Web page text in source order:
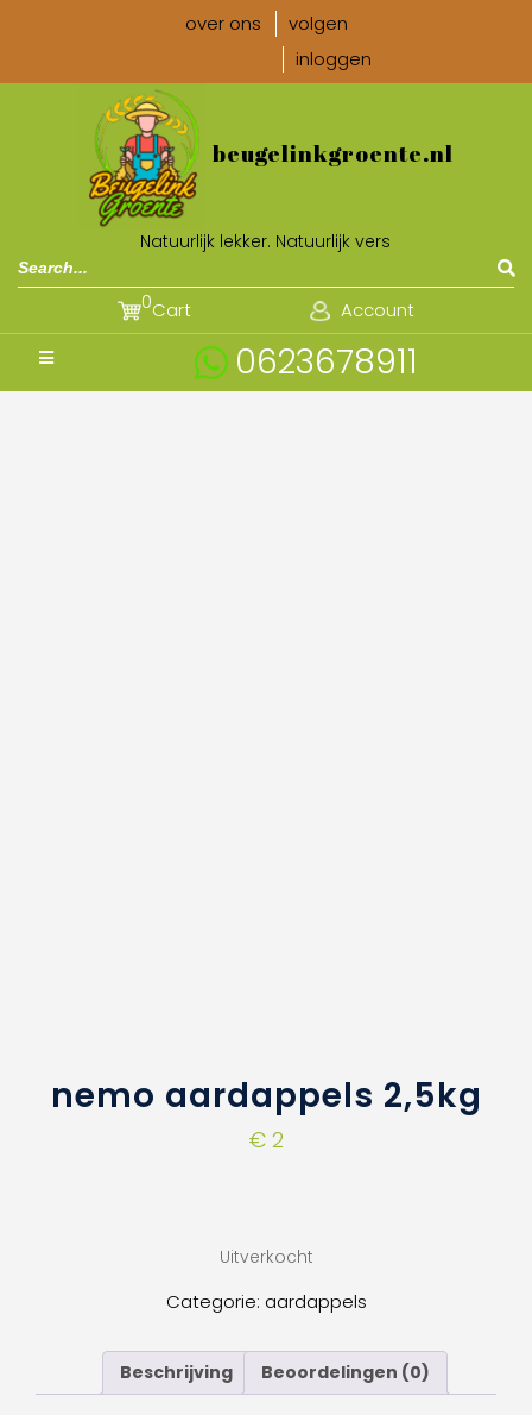
over ons
volgen
inloggen
beugelinkgroente.nl
Natuurlijk lekker. Natuurlijk vers
Cart
0 Account
0623678911
nemo aardappels 2,5kg
€2
Uitverkocht
Categorie: aardappels
Beschrijving Beoordelingen (0)